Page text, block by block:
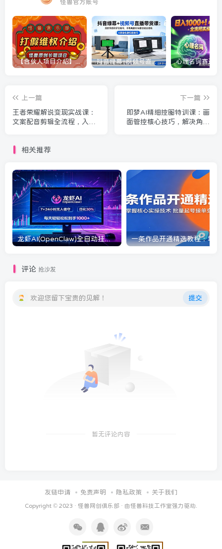
怪兽官方账号
【合伙人项目介绍】打假维权项目介绍 抖音绿幕+视频号直播带货课：居家照着稿子念起号，手机电脑双场景搭建全流程
上一篇
王者荣耀解说变现实战课：
文案配音剪辑全流程，入驻
下一篇
即梦AI精细控图特训课：画
面管控核心技巧，解决角色
相关推荐
龙虾AI(OpenClaw)全自动挂机，智能操控电脑高效执行任务，每天轻松到手四位数
评论 抢沙发
欢迎您留下宝贵的见解！ 提交
暂无评论内容
友链申请 免责声明 隐私政策 关于我们
Copyright © 2023 · 怪兽网创俱乐部 · 由怪兽科技工作室强力驱动.